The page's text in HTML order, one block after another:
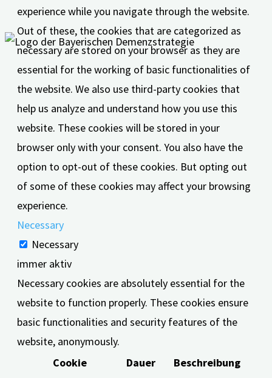
experience while you navigate through the website.
Out of these, the cookies that are categorized as
necessary are stored on your browser as they are
essential for the working of basic functionalities of
the website. We also use third-party cookies that
help us analyze and understand how you use this
website. These cookies will be stored in your
browser only with your consent. You also have the
option to opt-out of these cookies. But opting out
of some of these cookies may affect your browsing
experience.
Necessary
Necessary
immer aktiv
Necessary cookies are absolutely essential for the
website to function properly. These cookies ensure
basic functionalities and security features of the
website, anonymously.
Cookie
Dauer
Beschreibung